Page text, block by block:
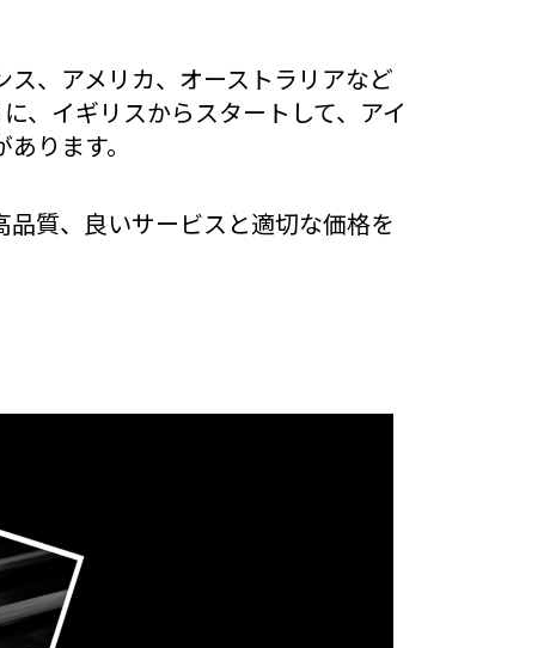
、アメリカ、オーストラリアなど
、イギリスからスタートして、アイ
あります。
質、良いサービスと適切な価格を